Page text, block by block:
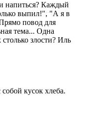
напиться? Каждый
выпил!", "А я в
повод для
тема... Одна
злости? Иль
кусок хлеба.